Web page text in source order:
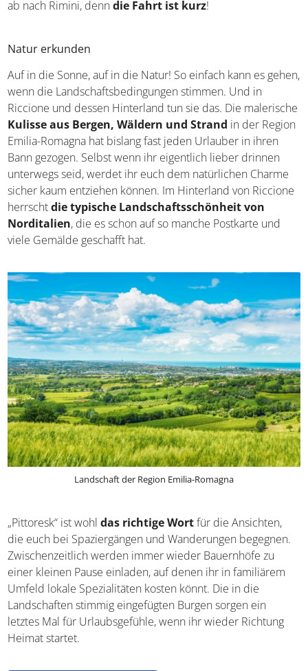
fruchtigen Cocktail, schwingt das Tanzbein in den
unter freiem Himmel. Neben dem Strand selbst ist die
Promenadeeine gute Anlaufstelle
keine Lust haben, etwas vom rauschenden Nachtleben zu
verpassen. Und wenn doch einmal nichts dabei ist? Dann
ab nach Rimini, denndie Fahrt ist kurz!
Natur erkunden
Auf in die Sonne, auf in die Natur! So einfach kann es gehen,
wenn die Landschaftsbedingungen stimmen. Und in
Riccione und dessen Hinterland tun sie das. Die malerische
Kulisse aus Bergen, Wäldern und Strandin der Region
Emilia-Romagna hat bislang fast jeden Urlauber in ihren
unterwegs seid, werdet ihr euch dem natürlichen Charme
sicher kaum entziehen können. Im Hinterland von Riccione
herrschtdie typische Landschaftsschönheit von
Norditalien, die es schon auf so manche Postkarte und
viele Gemälde geschafft hat.
Landschaft der Region Emilia-Romagna
„Pittoresk“ ist wohldas richtige Wortfür die Ansichten,
die euch bei Spaziergängen und Wanderungen begegnen.